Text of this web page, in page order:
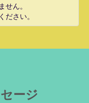
せん。
ださい。
ージ